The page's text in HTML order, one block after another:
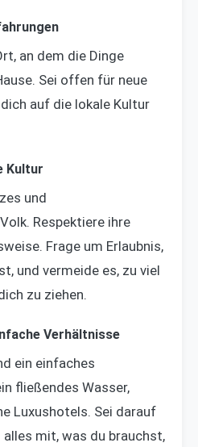
an dem die Dinge
Sei offen für neue
auf die lokale Kultur
Kultur
und
Respektiere ihre
Frage um Erlaubnis,
und vermeide es, zu viel
zu ziehen.
Verhältnisse
ein einfaches
fließendes Wasser,
Luxushotels. Sei darauf
mit, was du brauchst,